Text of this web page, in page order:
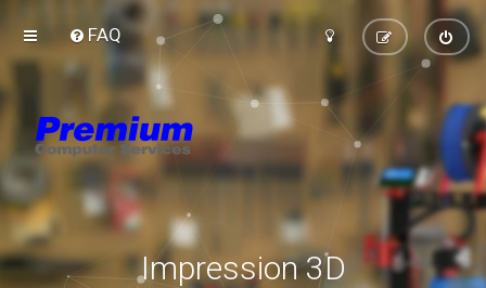
FAQ
Impression 3D